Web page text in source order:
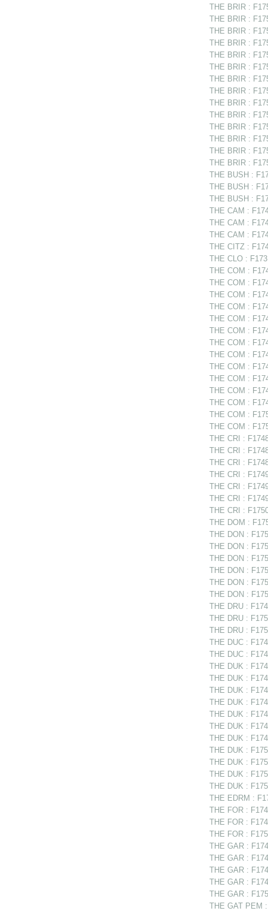
THE BRIR :
THE BRIR :
THE BRIR :
THE BRIR :
THE BRIR :
THE BRIR :
THE BRIR :
THE BRIR :
THE BRIR :
THE BRIR :
THE BRIR :
THE BRIR :
THE BRIR :
THE BRIR :
THE BUSH :
THE BUSH :
THE BUSH :
THE CAM :
THE CAM :
THE CAM :
THE CITZ :
THE CLO :
THE COM :
THE COM :
THE COM :
THE COM :
THE COM :
THE COM :
THE COM :
THE COM :
THE COM :
THE COM :
THE COM :
THE COM :
THE COM :
THE COM :
THE CRI :
THE CRI :
THE CRI :
THE CRI :
THE CRI :
THE CRI :
THE CRI :
THE DOM :
THE DON :
THE DON :
THE DON :
THE DON :
THE DON :
THE DON :
THE DRU :
THE DRU :
THE DRU :
THE DUC :
THE DUC :
THE DUK :
THE DUK :
THE DUK :
THE DUK :
THE DUK :
THE DUK :
THE DUK :
THE DUK :
THE DUK :
THE DUK :
THE DUK :
THE EDRM :
THE FOR :
THE FOR :
THE FOR :
THE GAR :
THE GAR :
THE GAR :
THE GAR :
THE GAR :
THE GAT PEM